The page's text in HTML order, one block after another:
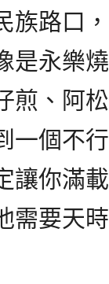
族路口
是永樂燒
煎、阿
一個不
讓你滿
需要天